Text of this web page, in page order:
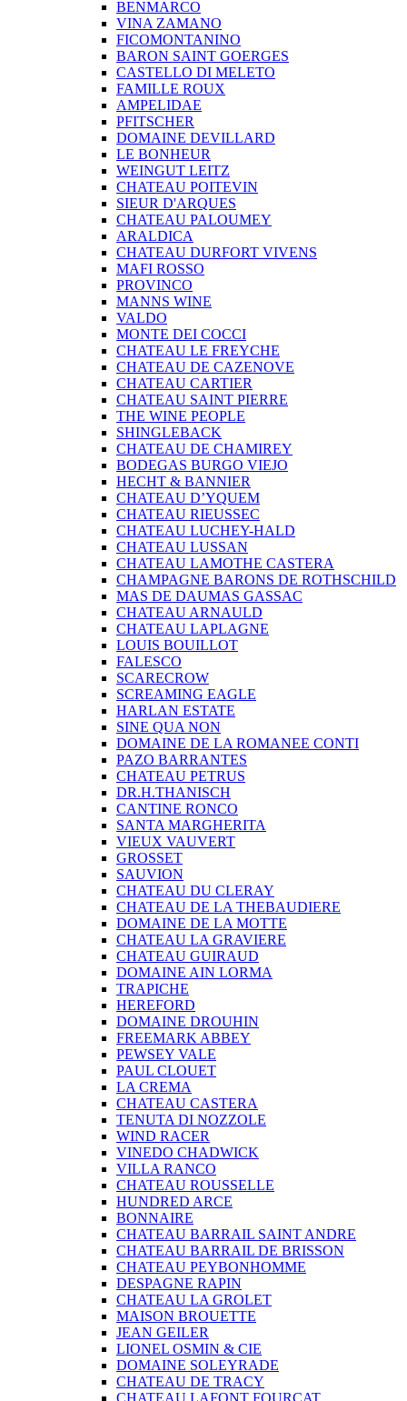
BENMARCO
VINA ZAMANO
FICOMONTANINO
BARON SAINT GOERGES
CASTELLO DI MELETO
FAMILLE ROUX
AMPELIDAE
PFITSCHER
DOMAINE DEVILLARD
LE BONHEUR
WEINGUT LEITZ
CHATEAU POITEVIN
SIEUR D'ARQUES
CHATEAU PALOUMEY
ARALDICA
CHATEAU DURFORT VIVENS
MAFI ROSSO
PROVINCO
MANNS WINE
VALDO
MONTE DEI COCCI
CHATEAU LE FREYCHE
CHATEAU DE CAZENOVE
CHATEAU CARTIER
CHATEAU SAINT PIERRE
THE WINE PEOPLE
SHINGLEBACK
CHATEAU DE CHAMIREY
BODEGAS BURGO VIEJO
HECHT & BANNIER
CHATEAU D’YQUEM
CHATEAU RIEUSSEC
CHATEAU LUCHEY-HALD
CHATEAU LUSSAN
CHATEAU LAMOTHE CASTERA
CHAMPAGNE BARONS DE ROTHSCHILD
MAS DE DAUMAS GASSAC
CHATEAU ARNAULD
CHATEAU LAPLAGNE
LOUIS BOUILLOT
FALESCO
SCARECROW
SCREAMING EAGLE
HARLAN ESTATE
SINE QUA NON
DOMAINE DE LA ROMANEE CONTI
PAZO BARRANTES
CHATEAU PETRUS
DR.H.THANISCH
CANTINE RONCO
SANTA MARGHERITA
VIEUX VAUVERT
GROSSET
SAUVION
CHATEAU DU CLERAY
CHATEAU DE LA THEBAUDIERE
DOMAINE DE LA MOTTE
CHATEAU LA GRAVIERE
CHATEAU GUIRAUD
DOMAINE AIN LORMA
TRAPICHE
HEREFORD
DOMAINE DROUHIN
FREEMARK ABBEY
PEWSEY VALE
PAUL CLOUET
LA CREMA
CHATEAU CASTERA
TENUTA DI NOZZOLE
WIND RACER
VINEDO CHADWICK
VILLA RANCO
CHATEAU ROUSSELLE
HUNDRED ARCE
BONNAIRE
CHATEAU BARRAIL SAINT ANDRE
CHATEAU BARRAIL DE BRISSON
CHATEAU PEYBONHOMME
DESPAGNE RAPIN
CHATEAU LA GROLET
MAISON BROUETTE
JEAN GEILER
LIONEL OSMIN & CIE
DOMAINE SOLEYRADE
CHATEAU DE TRACY
CHATEAU LAFONT FOURCAT